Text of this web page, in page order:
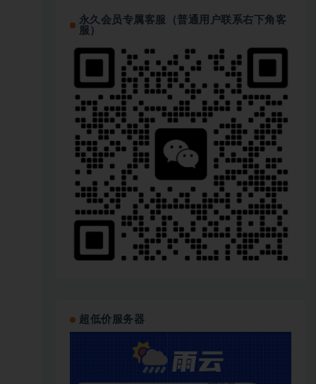
永久会员专属客服（普通用户联系右下角客
服）
超低价服务器